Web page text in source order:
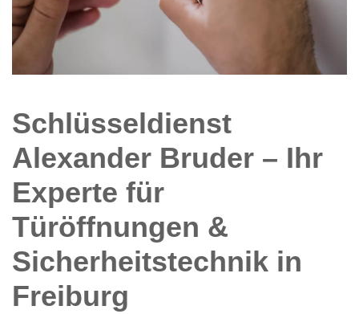
Schlüsseldienst
Alexander Bruder – Ihr
Experte für
Türöffnungen &
Sicherheitstechnik in
Freiburg